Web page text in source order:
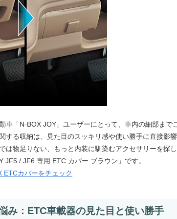
車「N-BOX JOY」ユーザーにとって、車内の細部まで
する収納は、見た目のスッキリ感や使い勝手に直接影響
は物足りない、もっと内装に馴染むアクセサリーを探
JF5 / JF6 専用 ETC カバー ブラウン」です。
ETCカバーをチェック
み：ETC車載器の見た目と使い勝手